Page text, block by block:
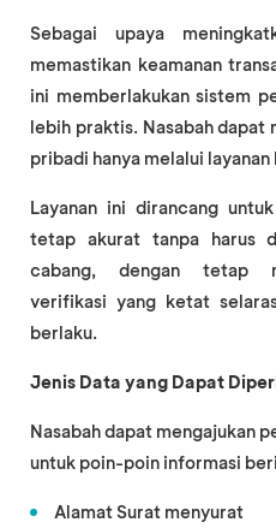
Sebagai upaya
memastikan keamanan
ini memberlakukan sistem
lebih praktis. Nasabah
pribadi hanya melalui layanan
Layanan ini dirancang
tetap akurat tanpa harus
cabang, dengan tetap
verifikasi yang ketat
berlaku.
Jenis Data yang Dapat
Nasabah dapat mengajukan
untuk poin-poin informasi
Alamat Surat menyurat